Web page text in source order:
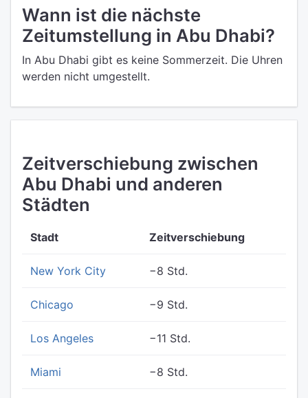
Wann ist die nächste
Zeitumstellung in Abu Dhabi?
In Abu Dhabi gibt es keine Sommerzeit. Die Uhren
werden nicht umgestellt.
Zeitverschiebung zwischen
Abu Dhabi und anderen
Städten
Stadt Zeitverschiebung
New York City −8 Std.
Chicago −9 Std.
Los Angeles −11 Std.
Miami −8 Std.